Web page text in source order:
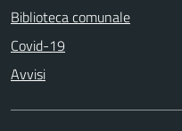
Biblioteca comunale
Covid-19
Avvisi